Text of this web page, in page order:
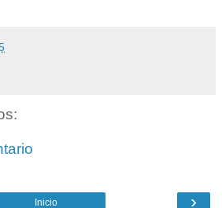
›
Inicio